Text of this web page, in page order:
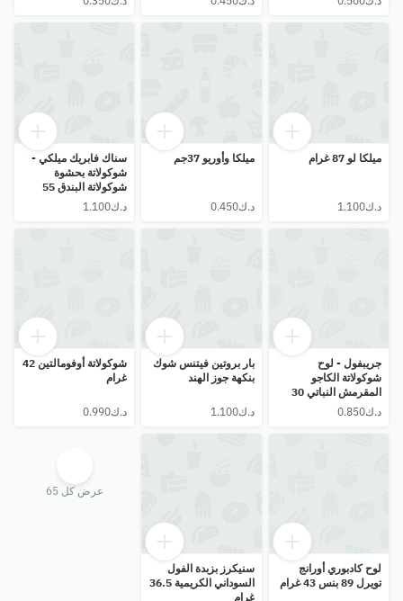
ميلكا لو 87 غرام ميلكا وأوريو 37جم
⁦د.ك0.450⁩
سناك فابريك ميلكي -
شوكولاتة بحشوة
شوكولاتة البندق 55
غرام
جريبفول - لوح
شوكولاتة الكاجو
المقرمش النباتي 30
غرام
بار بروتين فيتنس شوك
بنكهة جوز الهند
⁦د.ك1.100⁩
شوكولاتة أوفومالتين 42
غرام
لوح كادبوري أورانج
تويرل 89 بنس 43 غرام
سنيكرز بزبدة الفول
السوداني الكريمية 36.5
غرام
عرض كل 65